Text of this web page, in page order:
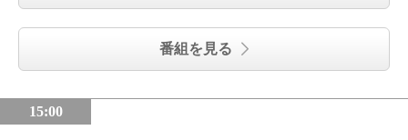
番組を見る
15:00